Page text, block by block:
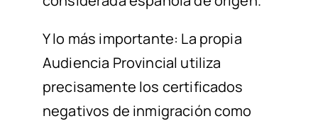
Y lo más importante: La propia
Audiencia Provincial utiliza
precisamente los certificados
negativos de inmigración como